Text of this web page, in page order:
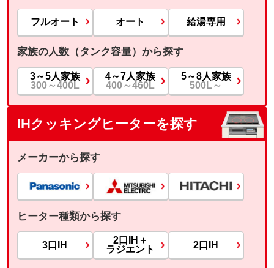
フルオート オート 給湯専用
家族の人数（タンク容量）から探す
3～5人家族
300～400L
4～7人家族
400～460L
5～8人家族
500L～
IHクッキングヒーターを探す
メーカーから探す
ヒーター種類から探す
3口IH
2口IH＋
ラジエント
2口IH